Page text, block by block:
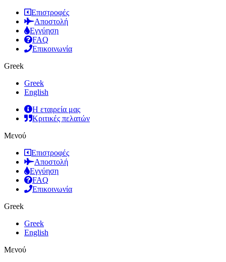
Επιστροφές
Αποστολή
Εγγύηση
FAQ
Επικοινωνία
Greek
Greek
English
Η εταιρεία μας
Κριτικές πελατών
Μενού
Επιστροφές
Αποστολή
Εγγύηση
FAQ
Επικοινωνία
Greek
Greek
English
Μενού